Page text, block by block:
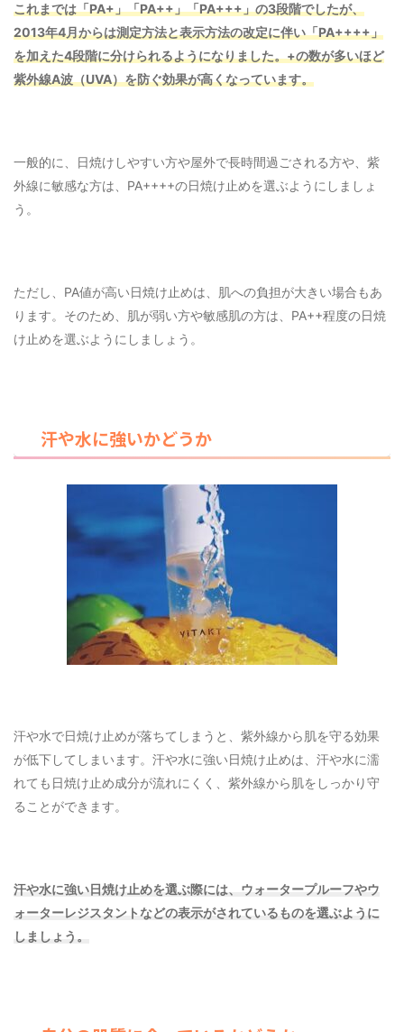
これまでは「PA+」「PA++」「PA+++」の3段階でしたが、
2013年4月からは測定方法と表示方法の改定に伴い「PA++++」
を加えた4段階に分けられるようになりました。+の数が多いほど
紫外線A波（UVA）を防ぐ効果が高くなっています。
一般的に、日焼けしやすい方や屋外で長時間過ごされる方や、紫
外線に敏感な方は、PA++++の日焼け止めを選ぶようにしましょ
う。
ただし、PA値が高い日焼け止めは、肌への負担が大きい場合もあ
り ます。そのため、肌が弱い方や敏感肌の方は、PA++程度の日焼
け止めを選ぶようにしましょう。
汗や水に強いかどうか
汗や水で日焼け止めが落ちてし まうと、紫外線から肌を守る効果
が低下してしまいます。汗や水に強い日焼け止めは、汗や水に濡
れても日焼け止め成分が流れにくく、紫外線から肌をしっかり守
ることができます。
汗や水に強い日焼け止めを選ぶ際には、ウォータープルーフやウ
ォーターレジスタントなどの表示がされているものを選ぶように
しましょう。